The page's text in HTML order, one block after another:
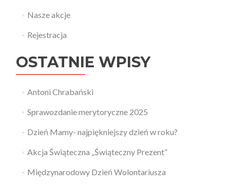
Nasze akcje
Rejestracja
OSTATNIE WPISY
Antoni Chrabański
Sprawozdanie merytoryczne 2025
Dzień Mamy- najpiękniejszy dzień w roku?
Akcja Świąteczna „Świąteczny Prezent”
Międzynarodowy Dzień Wolontariusza